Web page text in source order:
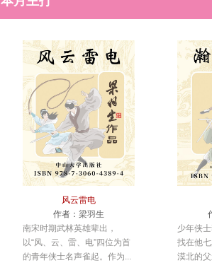
风云雷电
作者： 梁羽生
南宋时期武林英雄辈出，
以“风、云、雷、电”四位为首
的青年侠士名声雀起。作为...
少年侠
找在他
漠北的